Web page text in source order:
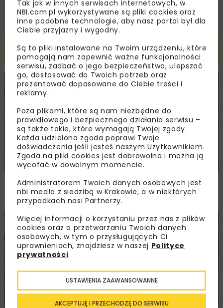
Powiązane artykuły
DROGI INWESTYCJE WIADOMOŚCI
Remont nawierzchni na węzłach A4.
Przetarg obejmuje pięć węzłów
DROGI INWESTYCJE WIADOMOŚCI
Tak jak w innych serwisach internetowych, w
NBI.com.pl wykorzystywane są pliki cookies oraz
inne podobne technologie, aby nasz portal był dla
Ciebie przyjazny i wygodny.
Są to pliki instalowane na Twoim urządzeniu, które
pomagają nam zapewnić ważne funkcjonalności
serwisu, zadbać o jego bezpieczeństwo, ulepszać
go, dostosować do Twoich potrzeb oraz
prezentować dopasowane do Ciebie treści i
reklamy.
Poza plikami, które są nam niezbędne do
prawidłowego i bezpiecznego działania serwisu –
są także takie, które wymagają Twojej zgody.
Każda udzielona zgoda poprawi Twoje
doświadczenia jeśli jesteś naszym Użytkownikiem.
Zgoda na pliki cookies jest dobrowolna i można ją
wycofać w dowolnym momencie.
Administratorem Twoich danych osobowych jest
nbi med!a z siedzibą w Krakowie, a w niektórych
przypadkach nasi Partnerzy.
Więcej informacji o korzystaniu przez nas z plików
cookies oraz o przetwarzaniu Twoich danych
osobowych, w tym o przysługujących Ci
uprawnieniach, znajdziesz w naszej Polityce
prywatności.
AKCEPTUJĘ I PRZECHODZĘ DO SERWISU
USTAWIENIA ZAAWANSOWANNE